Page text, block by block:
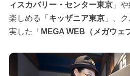
ィスカバリー・センター東京」
楽しめる「 キッザニア東京」、
実した「 MEGA WEB（メガウェ